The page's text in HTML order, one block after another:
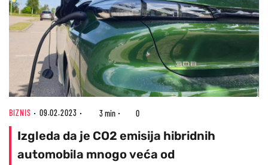
BIZNIS 09.02.2023 3 min 0
Izgleda da je CO2 emisija hibridnih
automobila mnogo veća od